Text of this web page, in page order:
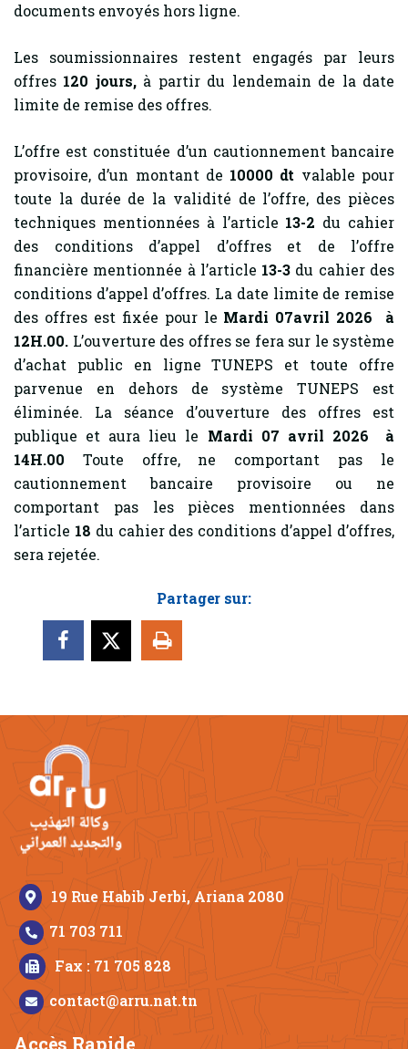
documents envoyés hors ligne.
Les soumissionnaires restent engagés par leurs
offres 120 jours,à partir du lendemain de la date
limite de remise des offres.
L’offre est constituée d’un cautionnement bancaire
provisoire, d’un montant de 10000 dt valable pour
toute la durée de la validité de l’offre, des pièces
techniques mentionnées à l’article 13-2 du cahier
des conditions d’appel d’offres et de l’offre
financière mentionnée à l’article 13-3 du cahier des
conditions d’appel d’offres. La date limite de remise
des offres est fixée pour le Mardi 07avril 2026 à
12H.00. L’ouverture des offres se fera sur le système
d’achat public en ligne TUNEPS et toute offre
parvenue en dehors de système TUNEPS est
éliminée. La séance d’ouverture des offres est
publique et aura lieu le Mardi 07 avril 2026 à
14H.00 Toute offre, ne comportant pas le
cautionnement bancaire provisoire ou ne
comportant pas les pièces mentionnées dans
l’article 18 du cahier des conditions d’appel d’offres,
sera rejetée.
Partager sur:
19 Rue Habib Jerbi, Ariana 2080
71 703 711
Fax : 71 705 828
contact@arru.nat.tn
Accès Rapide